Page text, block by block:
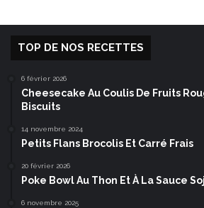
TOP DE NOS RECETTES
6 février 2026
Cheesecake Au Coulis De Fruits
Biscuits
14 novembre 2024
Petits Flans Brocolis Et Carré Frais
20 février 2026
Poke Bowl Au Thon Et À La Sauce
6 novembre 2025